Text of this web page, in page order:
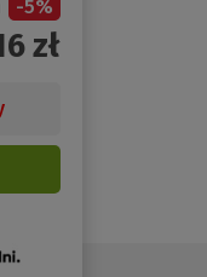
-5%
zł